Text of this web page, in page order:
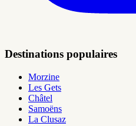
Destinations populaires
Morzine
Les Gets
Châtel
Samoëns
La Clusaz